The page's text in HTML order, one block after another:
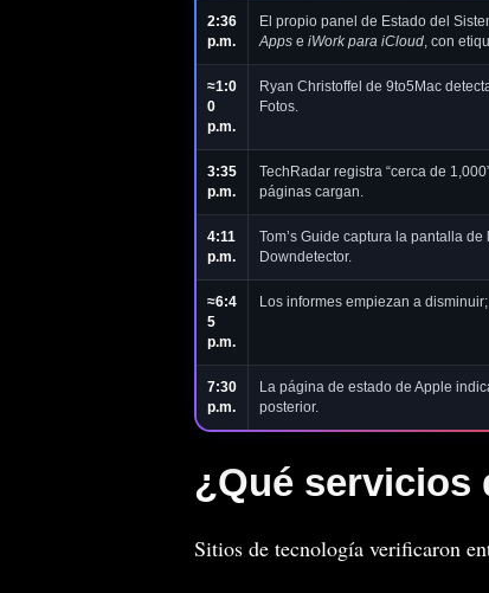
2:36
p.m.
El propio panel de Estado del
Appse iWork para iCloud, con
≈1:0
0
p.m.
Ryan Christoffel de 9to5Mac
Fotos.
3:35
p.m.
TechRadar registra “cerca de
páginas cargan.
4:11
p.m.
Tom’s Guide captura la pantalla
Downdetector.
≈6:4
5
p.m.
Los informes empiezan a
7:30
p.m.
La página de estado de Apple
posterior.
¿Qué servicios
Sitios de tecnología verificaron